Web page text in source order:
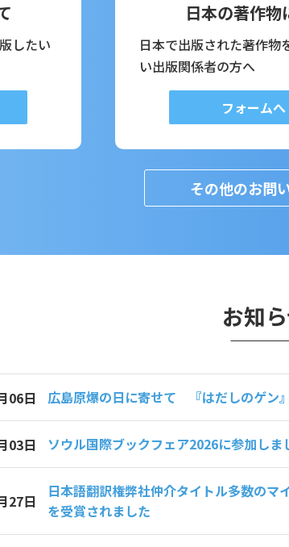
したい
日本の著作物
日本で出版された著作物
い出版関係者の方へ
フォームへ
その他のお問
お知
06日 広島原爆の日に寄せて 『はだしのゲン
03日 ソウル国際ブックフェア2026に参加しま
27日
日本語翻訳権弊社仲介タイトル多数のマ
を受賞されました